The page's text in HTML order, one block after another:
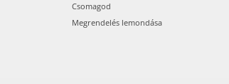
Csomagod
Megrendelés lemondása